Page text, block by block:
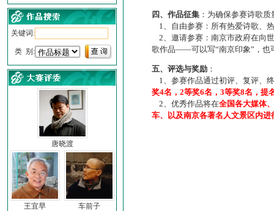
关键词:
类 别:
唐晓渡
王宜早 车前子
四、作品征集 ：为确保参赛诗歌
1、自由参赛：所有热爱诗歌、
2、邀请参赛：南京市政府在向
歌作品——可以写“南京印象”，也
五、评选与奖励 ：
1、参赛作品通过初评、复评、
奖4名，2等奖6名，3等奖8名，提
2、优秀作品将在全国各大媒体
车、以及南京各著名人文景区内进